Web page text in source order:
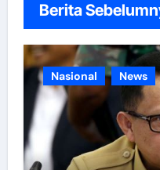
Berita
Nasional News